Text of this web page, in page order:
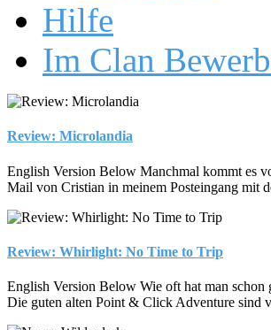
Hilfe
Im Clan
Review: Microlandia
English Version Below Manchmal kommt es
Mail von Cristian in meinem Posteingang mit
Review: Whirlight: No Time to Trip
English Version Below Wie oft hat man schon
Die guten alten Point & Click Adventure sind